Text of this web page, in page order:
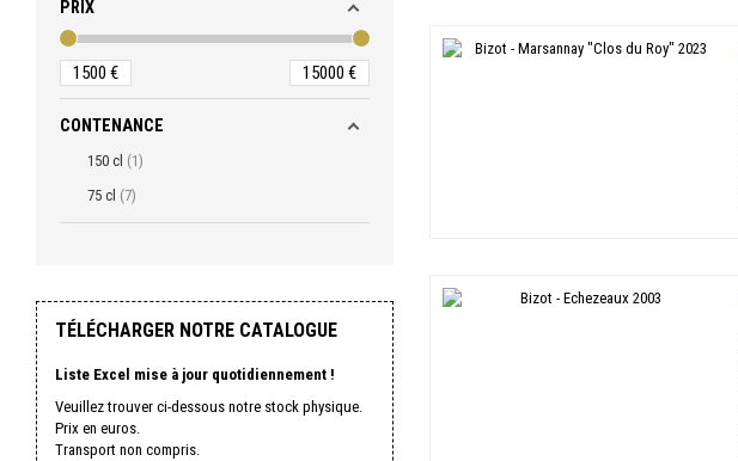
PRIX
1500 € 15000 €
CONTENANCE
150 cl
1
75 cl
7
TÉLÉCHARGER NOTRE CATALOGUE
Liste Excel mise à jour quotidiennement !
Veuillez trouver ci-dessous notre stock physique.
Prix en euros.
Transport non compris.